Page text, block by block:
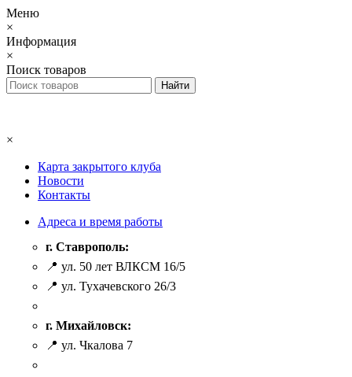
Меню
×
Информация
×
Поиск товаров
×
Карта закрытого клуба
Новости
Контакты
Адреса и время работы
г. Ставрополь:
📍 ул. 50 лет ВЛКСМ 16/5
📍 ул. Тухачевского 26/3
г. Михайловск:
📍 ул. Чкалова 7